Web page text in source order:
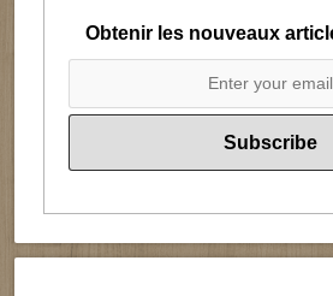
Obtenir les nouveaux